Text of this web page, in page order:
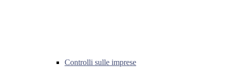
Controlli sulle imprese